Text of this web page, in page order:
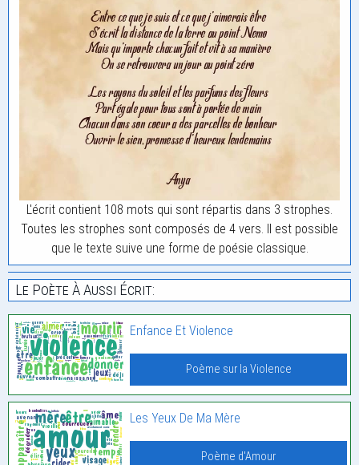
L'écrit contient 108 mots qui sont répartis dans 3 strophes.
Toutes les strophes sont composés de 4 vers. Il est possible
que le texte suive une forme de poésie classique.
Le Poète À Aussi Écrit:
Enfance Et Violence
Poème sur la Violence
Les Yeux De Ma Mère
Poème d'Amour